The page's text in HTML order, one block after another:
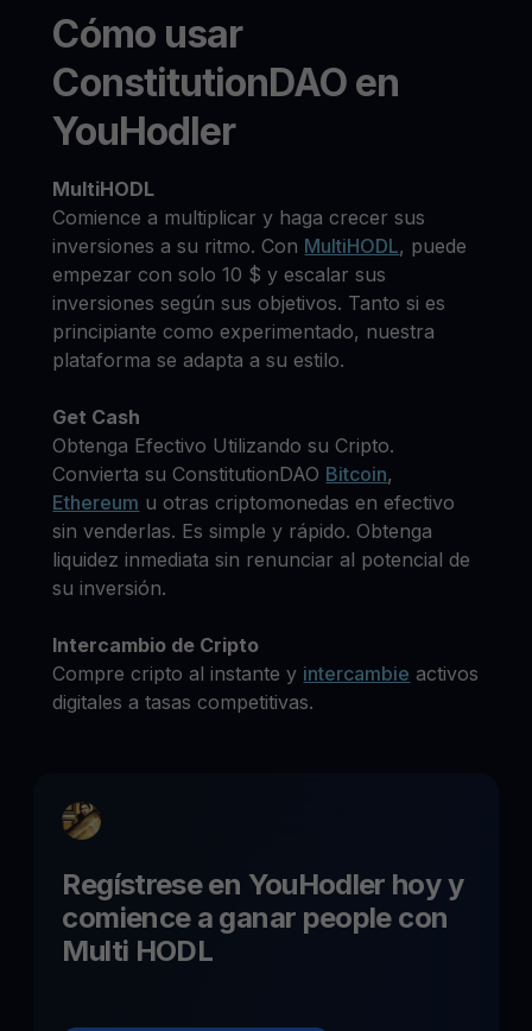
Cómo usar
ConstitutionDAO en
YouHodler
MultiHODL
Comience a multiplicar y haga crecer sus
inversiones a su ritmo. Con MultiHODL, puede
empezar con solo 10 $ y escalar sus
inversiones según sus objetivos. Tanto si es
principiante como experimentado, nuestra
plataforma se adapta a su estilo.
Get Cash
Obtenga Efectivo Utilizando su Cripto.
Convierta su ConstitutionDAO Bitcoin,
Ethereum u otras criptomonedas en efectivo
sin venderlas. Es simple y rápido. Obtenga
liquidez inmediata sin renunciar al potencial de
su inversión.
Intercambio de Cripto
Compre cripto al instante y intercambie activos
digitales a tasas competitivas.
Regístrese en YouHodler hoy y
comience a ganar people con
Multi HODL